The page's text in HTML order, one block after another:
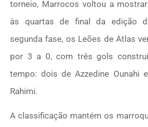
torneio, Marrocos voltou a
às quartas de final da edição
segunda fase, os Leões de Atlas
por 3 a 0, com três gols
tempo: dois de Azzedine Ounahi
Rahimi.
A classificação mantém os